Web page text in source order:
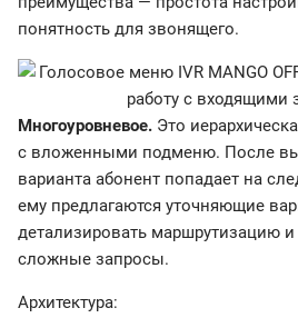
понятность для звонящего.
Многоуровневое. Это
с вложенными подменю. После
варианта абонент попадает на
ему предлагаются уточняющие
детализировать маршрутизацию
сложные запросы.
Архитектура: